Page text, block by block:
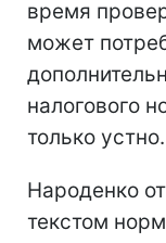
время
может
налогового
только устно.
Народенко
текстом